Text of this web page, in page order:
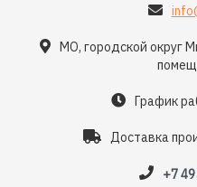
МО, городской округ
График
Доставка
+7